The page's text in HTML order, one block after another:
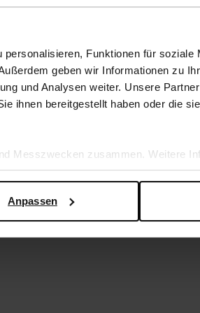
Funktionen für soziale
geben wir Informationen zu
und Analysen weiter. Unsere
ihnen bereitgestellt haben oder die
Messzwecken zusammen. Weitere
Sie auf derSeite zur
Anpassen